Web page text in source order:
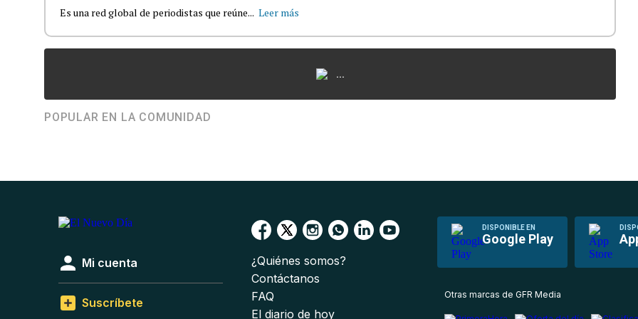
Es una red global de periodistas que reúne... Leer más
...
POPULAR EN LA COMUNIDAD
DISPONIBLE EN
Google Play
Mi cuenta
Suscríbete
¿Quiénes somos?
Contáctanos
FAQ
El diario de hoy
Otras marcas de GFR Media